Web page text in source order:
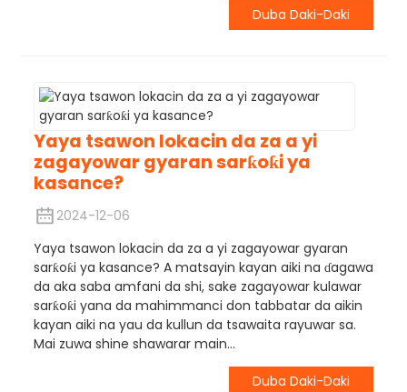
Duba Daki-Daki
Yaya tsawon lokacin da za a yi
zagayowar gyaran sarƙoƙi ya
kasance?
2024-12-06
Yaya tsawon lokacin da za a yi zagayowar gyaran
sarƙoƙi ya kasance? A matsayin kayan aiki na ɗagawa
da aka saba amfani da shi, sake zagayowar kulawar
sarƙoƙi yana da mahimmanci don tabbatar da aikin
kayan aiki na yau da kullun da tsawaita rayuwar sa.
Mai zuwa shine shawarar main...
Duba Daki-Daki